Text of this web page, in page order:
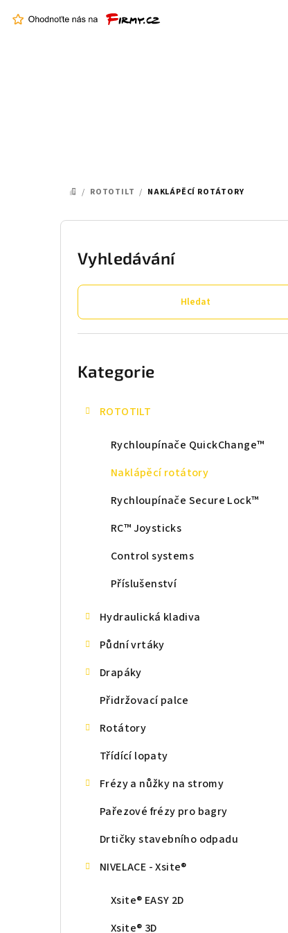
DOMŮ
/ ROTOTILT / NAKLÁPĚCÍ ROTÁTORY
P
Vyhledávání
Hledat
Kategorie
ROTOTILT
Rychloupínače QuickChange™
Naklápěcí rotátory
Rychloupínače Secure Lock™
RC™ Joysticks
Control systems
Příslušenství
Hydraulická kladiva
Půdní vrtáky
Drapáky
Přidržovací palce
Rotátory
Třídící lopaty
Frézy a nůžky na stromy
Pařezové frézy pro bagry
Drtičky stavebního odpadu
NIVELACE - Xsite®
Xsite® EASY 2D
Xsite® 3D